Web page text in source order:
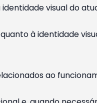
visual do
à identidade
ao